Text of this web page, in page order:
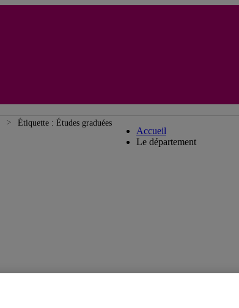
Étiquette : Études graduées
Accueil
Le département